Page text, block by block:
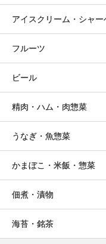
アイスクリーム・シャー
フルーツ
ビール
精肉・ハム・肉惣菜
うなぎ・魚惣菜
かまぼこ・米飯・惣菜
佃煮・漬物
海苔・銘茶